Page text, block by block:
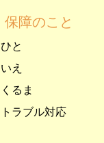
保障のこと
ひと
いえ
くるま
トラブル対応